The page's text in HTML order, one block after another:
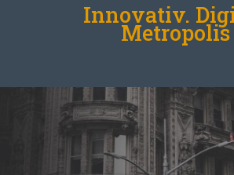
Innovativ.
Metropolis